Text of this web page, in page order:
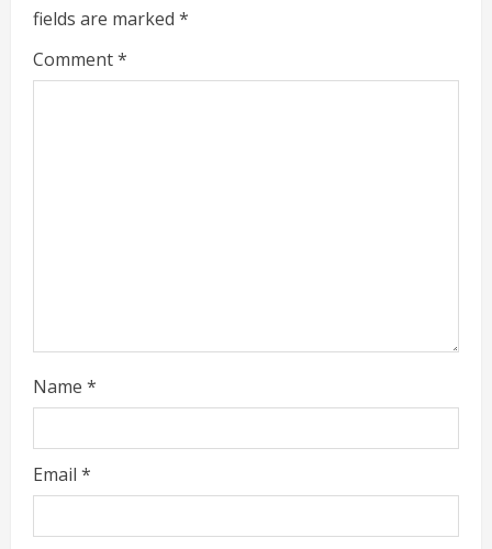
e
R
g
fields are marked *
Comment*
Name *
Email *